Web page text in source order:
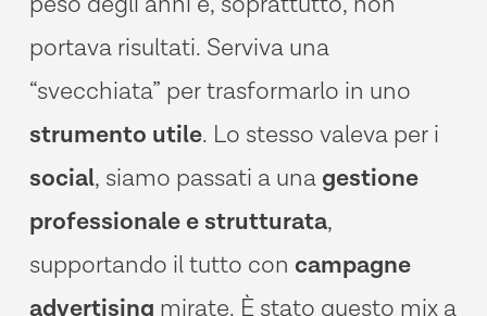
portava risultati. Serviva una
“svecchiata” pertrasformarlo in uno
strumento utile. Lo stesso valeva per i
social, siamo passati a una gestione
professionalee strutturata,
supportando iltutto con campagne
advertising mirate. È stato questo mix a